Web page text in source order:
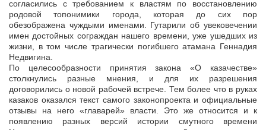
согласились с требованием к властям по восстановлению
родовой топонимики города, которая до сих пор
обезображена чуждыми именами. Гутарили об увековечении
имен достойных сограждан нашего времени, уже ушедших из
жизни, в том числе трагически погибшего атамана Геннадия
Недвигина.
По целесообразности принятия закона «О казачестве»
столкнулись разные мнения, и для их разрешения
договорились о новой рабочей встрече. Тем более что в руках
казаков оказался текст самого законопроекта и официальные
отзывы на него «главарей» власти. Это же относится и к
появлению разных версий истории смутного времени